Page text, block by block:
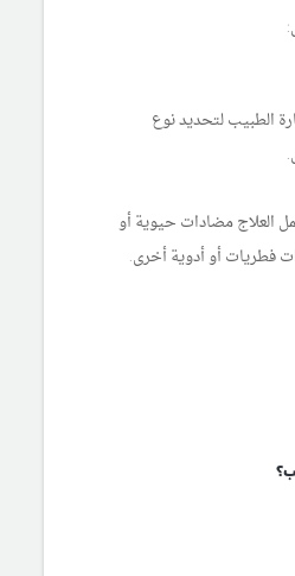
الطبيب لتحديد نوع
العلاج مضادات حيوية أو
فطريات أو أدوية أخرى.